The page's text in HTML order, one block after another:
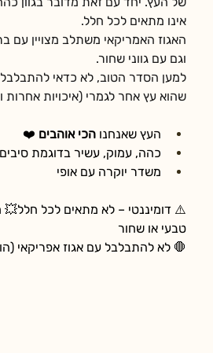
אינו מתאים לכל חלל.
האגוז האמריקאי משתלב מצויין עם
וגם עם גווני שחור.
למען הסדר הטוב, לא כדאי
שהוא עץ אחר לגמרי (איכויות
העץ שאנחנו הכי אוהבים ❤️
כהה, עמוק, עשיר בדוגמת
משדר יוקרה עם אופי
⚠️ דומיננטי – לא מתאים לכל
טבעי או שחור
🛑 לא להתבלבל עם אגוז אפריקאי